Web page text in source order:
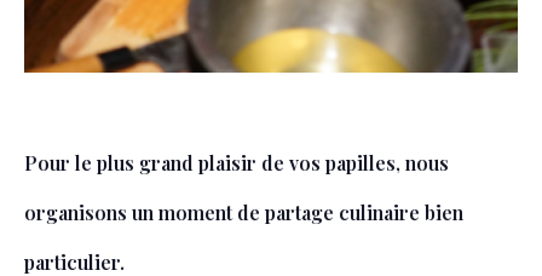
Pour le plus grand plaisir de vos papilles, nous
organisons un moment de partage culinaire bien
particulier.